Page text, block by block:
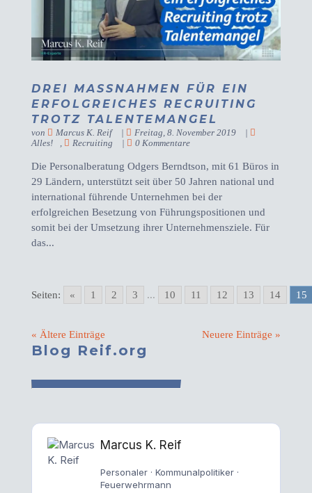
DREI MASSNAHMEN FÜR EIN E
RFOLGREICHES RECRUITING T
ROTZ TALENTEMANGEL
von Marcus K. Reif | Freitag, 8. November 2019
|
Alles!
, Recruiting | 0 Kommentare
Die Personalberatung Odgers Berndtson, mit 61 Büros in
29 Ländern, unterstützt seit über 50 Jahren national und
international führende Unternehmen bei der
erfolgreichen Besetzung von Führungspositionen und
somit bei der Umsetzung ihrer Unternehmensziele. Für
das...
Seiten: « 1 2 3 ... 10 11 12 13 14 15
« Ältere Einträge Neuere Einträge »
Blog Reif.org
Marcus K. Reif
Personaler · Kommunalpolitiker ·
Feuerwehrmann